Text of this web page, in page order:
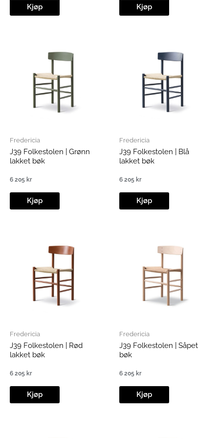
Kjøp Kjøp
Fredericia
J39 Folkestolen | Grønn
lakket bøk
6 205 kr
Kjøp
Fredericia
J39 Folkestolen | Blå
lakket bøk
6 205 kr
Kjøp
Fredericia
J39 Folkestolen | Rød
lakket bøk
6 205 kr
Kjøp
Fredericia
J39 Folkestolen | Såpet
bøk
6 205 kr
Kjøp